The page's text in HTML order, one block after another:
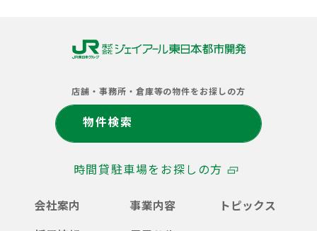
会
社
ェ
ア
ル
東
店舗・事務所・倉庫等の物件をお探しの方
物件検索
時間貸駐車場をお探しの方
会社案内 事業内容
トピックス